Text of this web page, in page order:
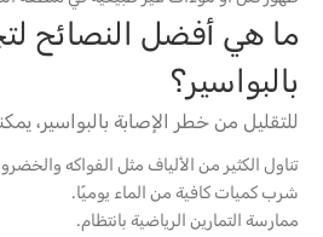
ما هي أفضل النصائح
بالبواسير؟
للتقليل من خطر الإصابة بالبواسير،
تناول الكثير من الألياف مثل الفواكه
شرب كميات كافية من الماء يوميًا.
ممارسة التمارين الرياضية بانتظام.